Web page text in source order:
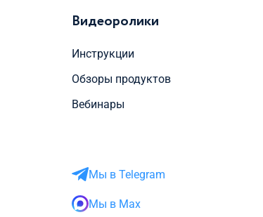
Видеоролики
Инструкции
Обзоры продуктов
Вебинары
Мы в Telegram
Мы в Max